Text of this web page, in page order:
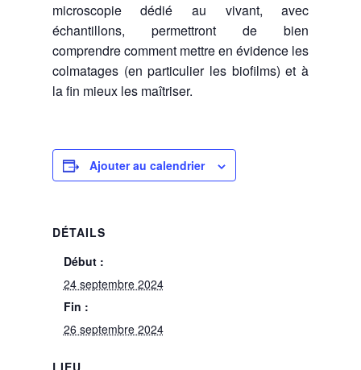
microscopie dédié au vivant, avec
échantillons, permettront de bien
comprendre comment mettre en évidence les
colmatages (en particulier les biofilms) et à
la fin mieux les maîtriser.
Ajouter au calendrier
DÉTAILS
Début :
24 septembre 2024
Fin :
26 septembre 2024
LIEU